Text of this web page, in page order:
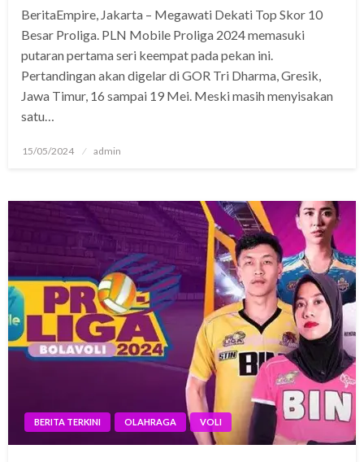
BeritaEmpire, Jakarta – Megawati Dekati Top Skor 10
Besar Proliga. PLN Mobile Proliga 2024 memasuki
putaran pertama seri keempat pada pekan ini.
Pertandingan akan digelar di GOR Tri Dharma, Gresik,
Jawa Timur, 16 sampai 19 Mei. Meski masih menyisakan
satu…
Posted
15/05/2024 admin
BERITA TERKINI OLAHRAGA VOLI